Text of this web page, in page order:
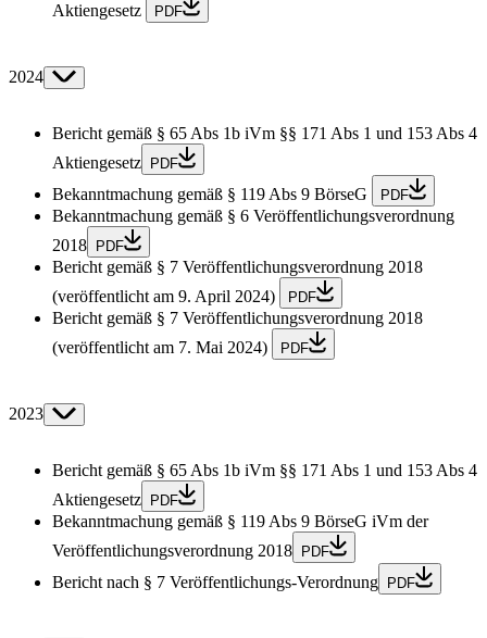
Aktiengesetz
PDF
2024
Bericht gemäß § 65 Abs 1b iVm §§ 171 Abs 1 und 153 Abs 4
Aktiengesetz
PDF
Bekanntmachung gemäß § 119 Abs 9 BörseG PDF
Bekanntmachung gemäß § 6 Veröffentlichungsverordnung
2018
PDF
Bericht gemäß § 7 Veröffentlichungsverordnung 2018
(veröffentlicht am 9. April 2024)
PDF
Bericht gemäß § 7 Veröffentlichungsverordnung 2018
(veröffentlicht am 7. Mai 2024)
PDF
2023
Bericht gemäß § 65 Abs 1b iVm §§ 171 Abs 1 und 153 Abs 4
Aktiengesetz
PDF
Bekanntmachung gemäß § 119 Abs 9 BörseG iVm der
Veröffentlichungsverordnung 2018
PDF
Bericht nach § 7 Veröffentlichungs-Verordnung PDF